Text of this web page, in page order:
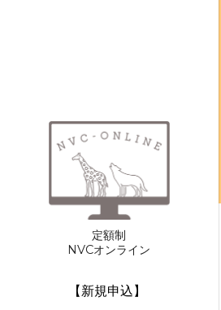
定額制
NVCオンライン
【新規申込】